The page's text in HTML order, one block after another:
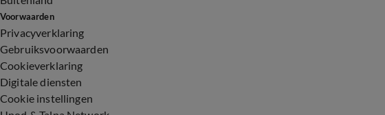
Voorwaarden
Privacyverklaring
Gebruiksvoorwaarden
Cookieverklaring
Digitale diensten
Cookie instellingen